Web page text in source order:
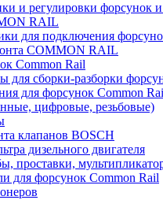
и регулировки форсунок
RAIL
для подключения
COMMON RAIL
Common Rail
для сборки-разборки
для форсунок Common
цифровые, резьбовые)
клапанов BOSCH
дизельного двигателя
проставки,
для форсунок Common Rаil